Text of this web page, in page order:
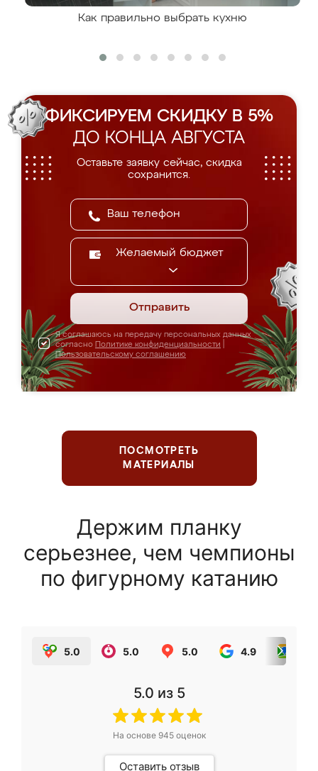
Как правильно выбрать кухню
ФИКСИРУЕМ СКИДКУ В 5%
ДО КОНЦА АВГУСТА
Оставьте заявку сейчас, скидка
сохранится.
Желаемый бюджет
Отправить
Я соглашаюсь на передачу персональных данных
согласно Политике конфиденциальности
Пользовательскому соглашению
ПОСМОТРЕТЬ
МАТЕРИАЛЫ
Держим планку
серьезнее, чем чемпионы
по фигурному катанию
5.0 5.0 5.0 4.9
5.0 из 5
На основе 945оценок
Оставить отзыв